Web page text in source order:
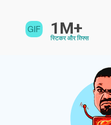
1M+
स्टिकर और ग़िफ्स